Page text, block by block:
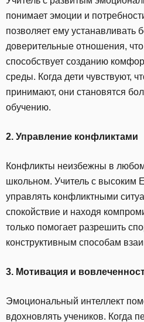
понимает эмоции и
позволяет ему устанавливать
доверительные отношения,
способствует созданию
среды. Когда дети чувствуют,
принимают, они становятся
обучению.
2. Управление конфликтами
Конфликты неизбежны в
школьном. Учитель с высоким
управлять конфликтными
спокойствие и находя
только помогает разрешить
конструктивным способам
3. Мотивация и
Эмоциональный интеллект
вдохновлять учеников. Когда